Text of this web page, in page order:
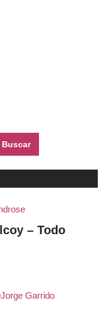
Buscar
– Todo